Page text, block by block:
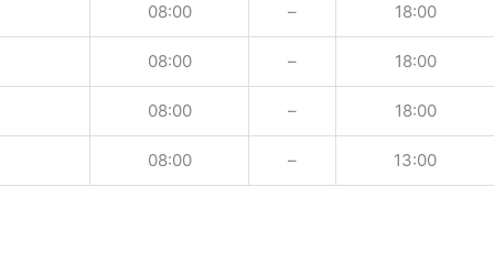
08:00 – 18:00
08:00 – 18:00
08:00 – 18:00
08:00 – 13:00